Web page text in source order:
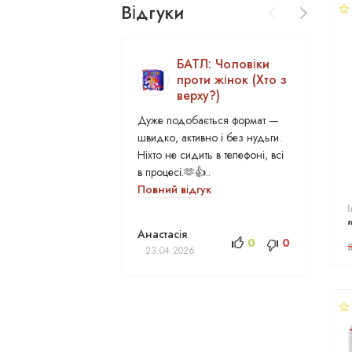
Відгуки
БАТЛ: Чоловіки
проти жінок (Хто з
верху?)
Дуже подобається формат —
швидко, активно і без нудьги.
Ніхто не сидить в телефоні, всі
в процесі.🫶👍..
Повний відгук
Анастасія
23.04.2026
0 0